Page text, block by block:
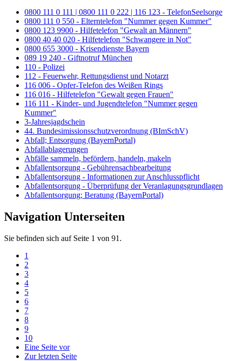
0800 111 0 111 | 0800 111 0 222 | 116 123 - TelefonSeelsorge
0800 111 0 550 - Elterntelefon "Nummer gegen Kummer"
0800 123 9900 - Hilfetelefon "Gewalt an Männern"
0800 40 40 020 - Hilfetelefon "Schwangere in Not"
0800 655 3000 - Krisendienste Bayern
089 19 240 - Giftnotruf München
110 - Polizei
112 - Feuerwehr, Rettungsdienst und Notarzt
116 006 - Opfer-Telefon des Weißen Rings
116 016 - Hilfetelefon "Gewalt gegen Frauen"
116 111 - Kinder- und Jugendtelefon "Nummer gegen
Kummer"
3-Jahresjagdschein
44. Bundesimissionsschutzverordnung (BImSchV)
Abfall; Entsorgung (BayernPortal)
Abfallablagerungen
Abfälle sammeln, befördern, handeln, makeln
Abfallentsorgung - Gebührensachbearbeitung
Abfallentsorgung - Informationen zur Anschlusspflicht
Abfallentsorgung - Überprüfung der Veranlagungsgrundlagen
Abfallentsorgung; Beratung (BayernPortal)
Navigation Unterseiten
Sie befinden sich auf Seite 1 von 91.
1
2
3
4
5
6
7
8
9
10
Eine Seite vor
Zur letzten Seite